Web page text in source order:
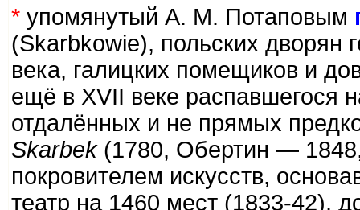
*упомянутый А. М. Потаповым
(Skarbkowie), польских дворян
века, галицких помещиков и
ещё в XVII веке распавшегося
отдалённых и не прямых
Skarbek(1780, Обертин —
покровителем искусств,
театр на 1460 мест (1833-42),